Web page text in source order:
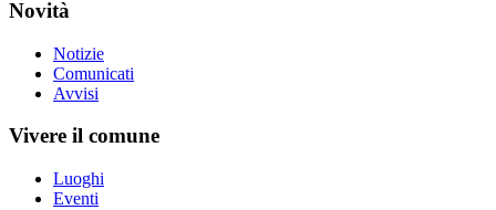
Novità
Notizie
Comunicati
Avvisi
Vivere il comune
Luoghi
Eventi